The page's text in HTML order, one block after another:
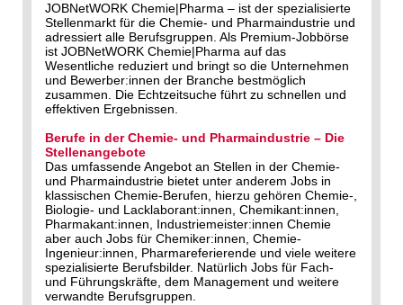
JOBNetWORK Chemie|Pharma – ist der spezialisierte
Stellenmarkt für die Chemie- und Pharmaindustrie und
adressiert alle Berufsgruppen. Als Premium-Jobbörse
ist JOBNetWORK Chemie|Pharma auf das
Wesentliche reduziert und bringt so die Unternehmen
und Bewerber:innen der Branche bestmöglich
zusammen. Die Echtzeitsuche führt zu schnellen und
effektiven Ergebnissen.
Berufe in der Chemie- und Pharmaindustrie – Die
Stellenangebote
Das umfassende Angebot an Stellen in der Chemie-
und Pharmaindustrie bietet unter anderem Jobs in
klassischen Chemie-Berufen, hierzu gehören Chemie-,
Biologie- und Lacklaborant:innen, Chemikant:innen,
Pharmakant:innen, Industriemeister:innen Chemie
aber auch Jobs für Chemiker:innen, Chemie-
Ingenieur:innen, Pharmareferierende und viele weitere
spezialisierte Berufsbilder. Natürlich Jobs für Fach-
und Führungskräfte, dem Management und weitere
verwandte Berufsgruppen.